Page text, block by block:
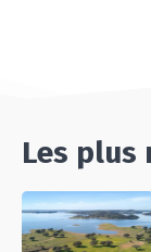
Les plus